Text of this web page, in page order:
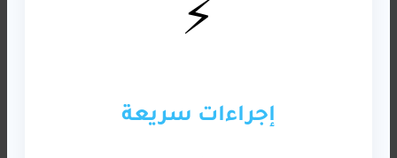
⚡
إجراءات سريعة